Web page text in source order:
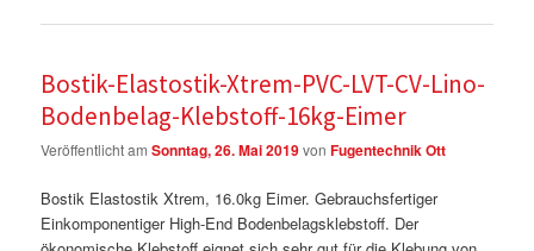
Bostik-Elastostik-Xtrem-PVC-LVT-CV-Lino-
Bodenbelag-Klebstoff-16kg-Eimer
Veröffentlicht amSonntag, 26. Mai 2019vonFugentechnik Ott
Bostik Elastostik Xtrem, 16.0kg Eimer. Gebrauchsfertiger
Einkomponentiger High-End Bodenbelagsklebstoff. Der